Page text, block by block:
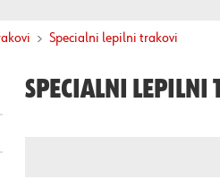
specialni lepilni trakovi
SPECIALNI LEPILNI